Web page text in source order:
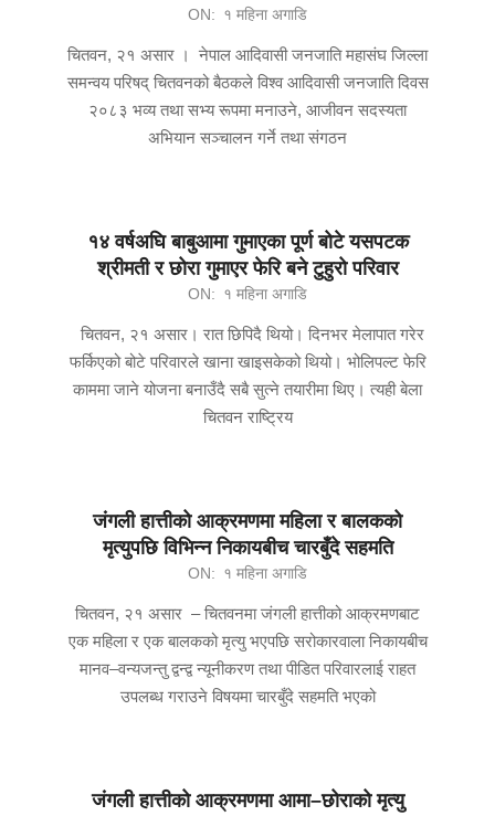
ON: १ महिना अगाडि
चितवन, २१ असार । नेपाल आदिवासी जनजाति महासंघ जिल्ला
समन्वय परिषद् चितवनको बैठकले विश्व आदिवासी जनजाति दिवस
२०८३ भव्य तथा सभ्य रूपमा मनाउने, आजीवन सदस्यता
अभियान सञ्चालन गर्ने तथा संगठन
१४ वर्षअघि बाबुआमा गुमाएका पूर्ण बोटे यसपटक
श्रीमती र छोरा गुमाएर फेरि बने टुहुरो परिवार
ON: १ महिना अगाडि
चितवन, २१ असार। रात छिपिदै थियो। दिनभर मेलापात गरेर
फर्किएको बोटे परिवारले खाना खाइसकेको थियो। भोलिपल्ट फेरि
काममा जाने योजना बनाउँदै सबै सुत्ने तयारीमा थिए। त्यही बेला
चितवन राष्ट्रिय
जंगली हात्तीको आक्रमणमा महिला र बालकको
मृत्युपछि विभिन्न निकायबीच चारबुँदे सहमति
ON: १ महिना अगाडि
चितवन, २१ असार – चितवनमा जंगली हात्तीको आक्रमणबाट
एक महिला र एक बालकको मृत्यु भएपछि सरोकारवाला निकायबीच
मानव–वन्यजन्तु द्वन्द्व न्यूनीकरण तथा पीडित परिवारलाई राहत
उपलब्ध गराउने विषयमा चारबुँदे सहमति भएको
जंगली हात्तीको आक्रमणमा आमा–छोराको मृत्यु